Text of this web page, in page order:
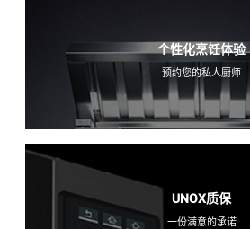
个性化烹饪体验
预约您的私人厨师
UNOX质保
一份满意的承诺